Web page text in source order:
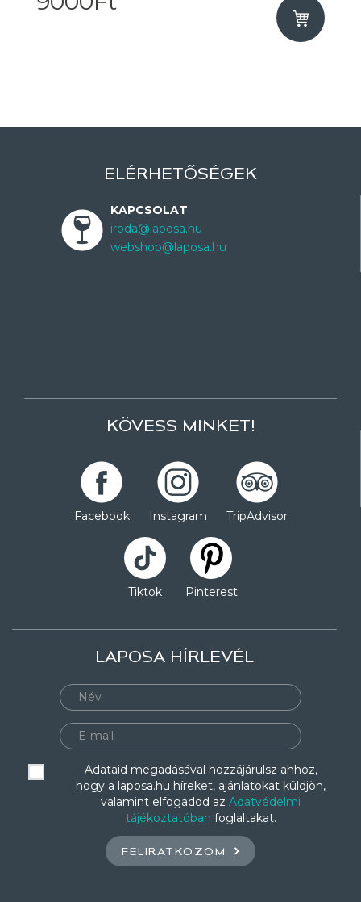
ELÉRHETŐSÉGEK
KAPCSOLAT
iroda@laposa.hu
webshop@laposa.hu
KÖVESS MINKET!
Facebook Instagram TripAdvisor
Tiktok Pinterest
LAPOSA HÍRLEVÉL
Adataid megadásával hozzájárulsz ahhoz,
hogy a laposa.hu híreket, ajánlatokat küldjön,
valamint elfogadod az Adatvédelmi
tájékoztatóban foglaltakat.
FELIRATKOZOM